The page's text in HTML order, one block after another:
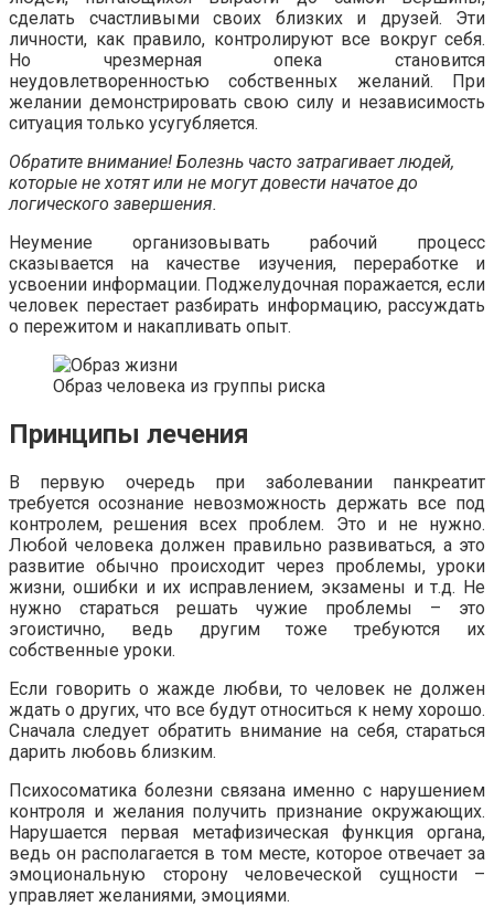
сделать счастливыми своих близких и друзей. Эти
личности, как правило, контролируют все вокруг себя.
Но чрезмерная опека становится
неудовлетворенностью собственных желаний. При
желании демонстрировать свою силу и независимость
ситуация только усугубляется.
Обратите внимание! Болезнь часто затрагивает людей,
которые не хотят или не могут довести начатое до
логического завершения.
Неумение организовывать рабочий процесс
сказывается на качестве изучения, переработке и
усвоении информации. Поджелудочная поражается, если
человек перестает разбирать информацию, рассуждать
о пережитом и накапливать опыт.
Образ человека из группы риска
Принципы лечения
В первую очередь при заболевании панкреатит
требуется осознание невозможность держать все под
контролем, решения всех проблем. Это и не нужно.
Любой человека должен правильно развиваться, а это
развитие обычно происходит через проблемы, уроки
жизни, ошибки и их исправлением, экзамены и т.д. Не
нужно стараться решать чужие проблемы – это
эгоистично, ведь другим тоже требуются их
собственные уроки.
Если говорить о жажде любви, то человек не должен
ждать о других, что все будут относиться к нему хорошо.
Сначала следует обратить внимание на себя, стараться
дарить любовь близким.
Психосоматика болезни связана именно с нарушением
контроля и желания получить признание окружающих.
Нарушается первая метафизическая функция органа,
ведь он располагается в том месте, которое отвечает за
эмоциональную сторону человеческой сущности –
управляет желаниями, эмоциями.